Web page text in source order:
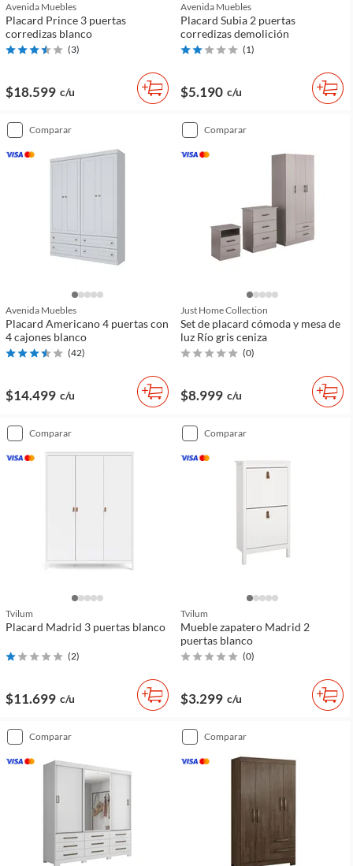
Avenida Muebles
Placard Prince 3 puertas
corredizas blanco
(3)
$18.599 c/u
Avenida Muebles
Placard Subia 2 puertas
corredizas demolición
(1)
$5.190 c/u
comparar
Avenida Muebles
Placard Americano 4 puertas con
4 cajones blanco
(42)
$14.499 c/u
comparar
Just Home Collection
Set de placard cómoda y mesa de
luz Río gris ceniza
(0)
$8.999 c/u
comparar
Tvilum
Placard Madrid 3 puertas blanco
(2)
$11.699 c/u
comparar
Tvilum
Mueble zapatero Madrid 2
puertas blanco
(0)
$3.299 c/u
comparar comparar